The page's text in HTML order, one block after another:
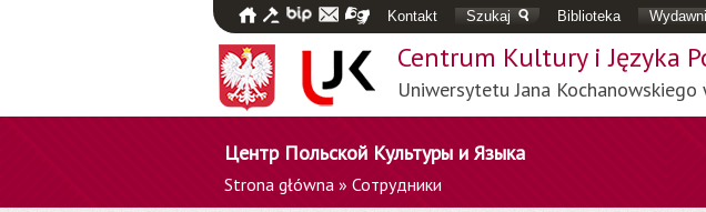
Kontakt Szukaj Biblioteka
Centrum Kultury i Języka
Uniwersytetu Jana Kochanowskiego
Центр Польской Культуры и Языка
Strona główna » Сотрудники